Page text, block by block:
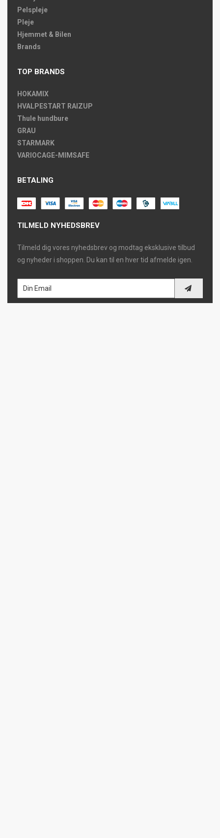
Pelspleje
Pleje
Hjemmet & Bilen
Brands
TOP BRANDS
HOKAMIX
HVALPESTART RAIZUP
Thule hundbure
GRAU
STARMARK
VARIOCAGE-MIMSAFE
BETALING
TILMELD NYHEDSBREV
Tilmeld dig vores nyhedsbrev og modtag eksklusive tilbud
og nyheder i shoppen. Du kan til en hver tid afmelde igen.